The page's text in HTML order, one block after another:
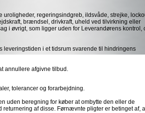
regeringsindgreb, ildsvåde, strejke,
brændsel, drivkraft, uheld ved tilvirkning eller
i øvrigt, som ligger uden for Leverandørens kontrol,
i et tidsrum svarende til hindringens
annullere afgivne tilbud.
tolerancer og forarbejdning.
uden beregning for køber at ombytte den eller de
af disse. Førnævnte pligter er betinget af,